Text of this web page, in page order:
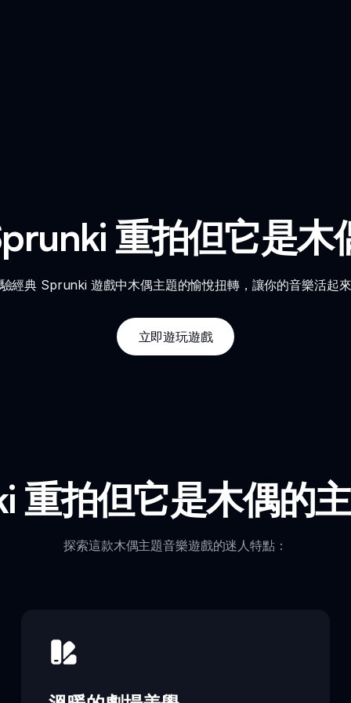
重拍但它是木
經典 Sprunki 遊戲中木偶主題的愉悅扭轉，讓你的音樂活起
立即遊玩遊戲
重拍但它是木偶的
探索這款木偶主題音樂遊戲的迷人特點：